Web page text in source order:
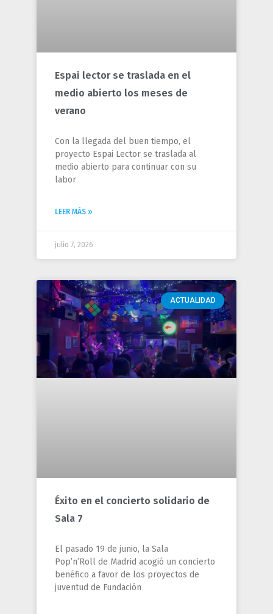
Espai lector se traslada en el
medio abierto los meses de
verano
Con la llegada del buen tiempo, el
proyecto Espai Lector se traslada al
medio abierto para continuar con su
labor
LEER MÁS »
julio 7, 2026
ACTUALIDAD
Éxito en el concierto solidario de
Sala 7
El pasado 19 de junio, la Sala
Pop’n’Roll de Madrid acogió un concierto
benéfico a favor de los proyectos de
juventud de Fundación